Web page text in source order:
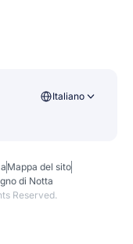
Italiano
Mappa del sito
di Notta
Reserved.